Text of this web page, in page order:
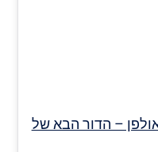
– הדור הבא של